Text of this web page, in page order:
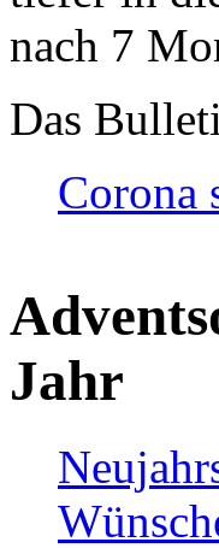
nach 7
Das
Corona
Jahr